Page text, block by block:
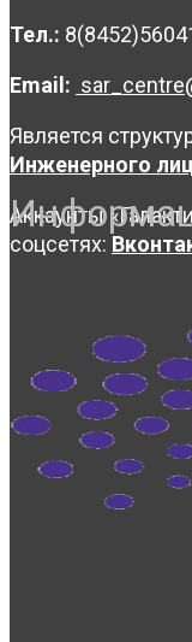
Тел.:
Email:
Является
Инженерного
Аккаунты
соцсетях: